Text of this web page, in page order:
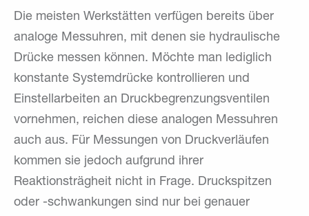
Die meisten Werkstätten verfügen bereits über
analoge Messuhren, mit denen sie hydraulische
Drücke messen können. Möchte man lediglich
konstante Systemdrücke kontrollieren und
Einstellarbeiten an Druckbegrenzungsventilen
vornehmen, reichen diese analogen Messuhren
auch aus. Für Messungen von Druckverläufen
kommen sie jedoch aufgrund ihrer
Reaktionsträgheit nicht in Frage. Druckspitzen
oder -schwankungen sind nur bei genauer